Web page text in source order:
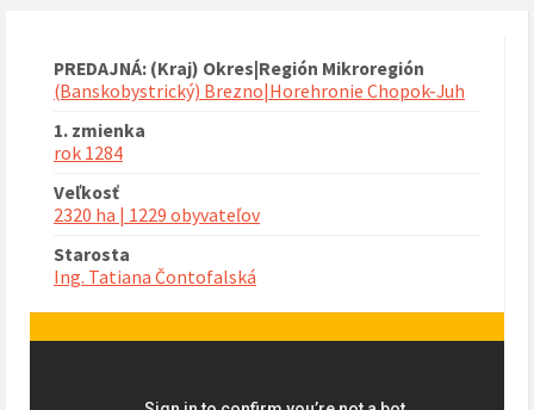
PREDAJNÁ: (Kraj) Okres|Región Mikroregión
(Banskobystrický) Brezno|Horehronie Chopok-Juh
1. zmienka
rok 1284
Veľkosť
2320 ha | 1229 obyvateľov
Starosta
Ing. Tatiana Čontofalská